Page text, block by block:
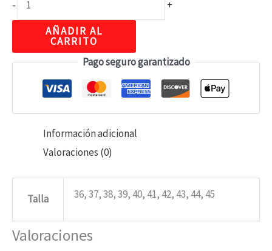
-
+
AÑADIR AL
CARRITO
Pago seguro garantizado
Información adicional
Valoraciones (0)
Talla 36, 37, 38, 39, 40, 41, 42, 43, 44, 45
Valoraciones